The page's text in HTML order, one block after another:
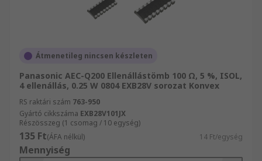
Átmenetileg nincsen készleten
Panasonic AEC-Q200 Ellenállástömb 100 Ω, 5 %, ISOL,
4 ellenállás, 0.25 W 0804 EXB28V sorozat Konvex
RS raktári szám 763-950
Gyártó cikkszáma EXB28V101JX
Részösszeg (1 csomag / 10 egység)
135 Ft(ÁFA nélkül) 14 Ft/egység
Mennyiség